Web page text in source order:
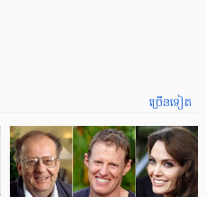
ច្រើនទៀត